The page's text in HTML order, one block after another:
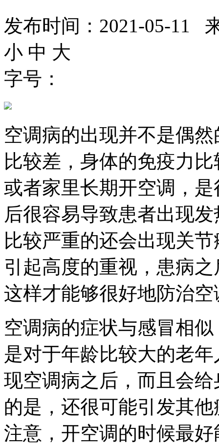
发布时间：2021-05-11
小 中 大
字号：
空调病的出现并不是偶
比较差，身体的免疫力
或者家里长期开空调，
后很容易导致患者出现
比较严重的还会出现关
引起高度的重视，患病
这样才能够很好地防治空
空调病的症状与感冒相
是对于年龄比较大的老
现空调病之后，而且会
的是，还很可能引发其
注意，开空调的时候最